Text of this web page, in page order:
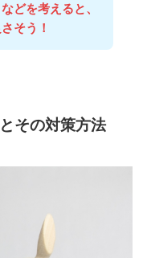
どを考えると、
そう！
その対策方法